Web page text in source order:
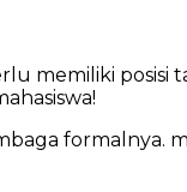
memiliki
formalnya.